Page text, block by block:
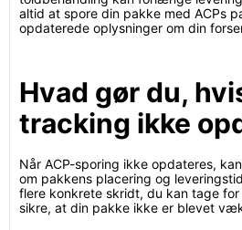
altid at spore din pakke med ACPs
opdaterede oplysninger om din
Hvad gør du,
tracking ikke
Når ACP-sporing ikke opdateres,
om pakkens placering og
flere konkrete skridt, du kan tage
sikre, at din pakke ikke er blevet